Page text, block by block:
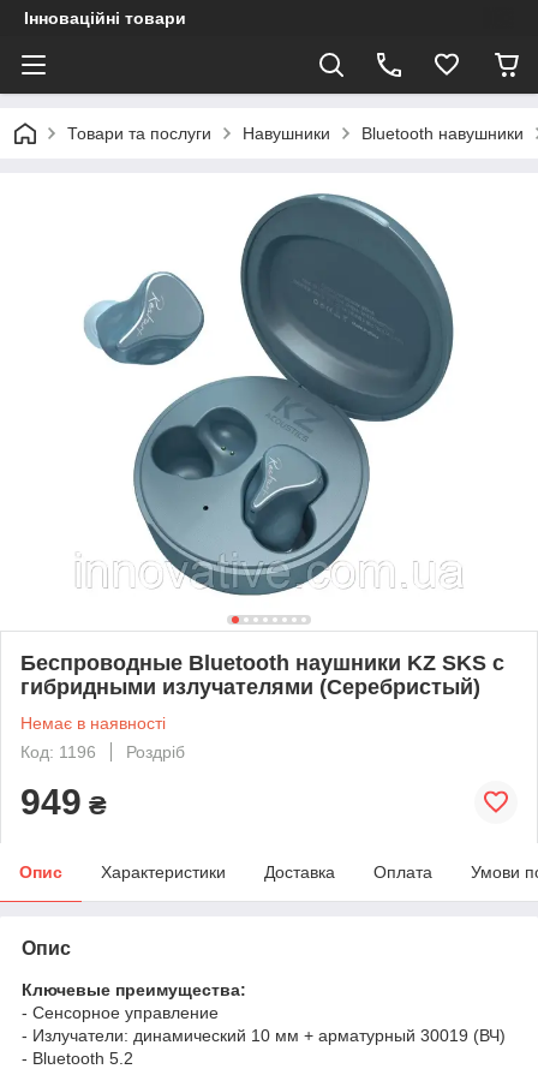
Інноваційні товари
Товари та послуги Навушники Bluetooth навушники
Беспроводные Bluetooth наушники KZ SKS с
гибридными излучателями (Серебристый)
Немає в наявності
Код: 1196
Роздріб
949 ₴
Опис Характеристики Доставка Оплата Умови
Опис
Ключевые преимущества:
- Сенсорное управление
- Излучатели: динамический 10 мм + арматурный 30019 (ВЧ)
- Bluetooth 5.2